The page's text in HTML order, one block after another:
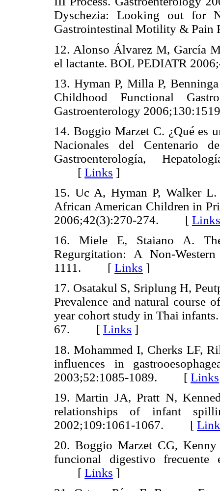
Dyschezia: Looking out for
Gastrointestinal Motility & Pain
12. Alonso Álvarez M, García
el lactante. BOL PEDIATR
13. Hyman P, Milla P,
Childhood Functional
Gastroenterology
14. Boggio Marzet C. ¿Qué es
Nacionales del Centenario
Gastroenterología,
[ Links ]
15. Uc A, Hyman P, Walker
African American Children in
2006;42(3):270-274.
[ Links
16. Miele E, Staiano A.
Regurgitation: A Non-
1111.
[ Links ]
17. Osatakul S, Sriplung H,
Prevalence and natural course
year cohort study in Thai
67.
[ Links ]
18. Mohammed I, Cherks LF,
influences in
2003;52:1085-1089.
[ Links
19. Martin JA, Pratt N,
relationships of infant
2002;109:1061-1067.
[
20. Boggio Marzet CG, Kenny
funcional digestivo
[ Links ]